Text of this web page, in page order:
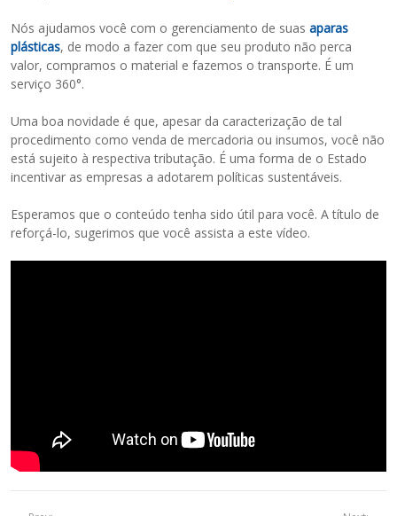
Nós ajudamos você com o gerenciamento de suasaparas
plásticas, de modo a fazer com que seu produto não perca
valor, compramos o material e fazemos o transporte. É um
serviço 360°.
Uma boa novidade é que, apesar da caracterização de tal
procedimento como venda de mercadoria ou insumos, você não
está sujeito à respectiva tributação. É uma forma de o Estado
incentivar as empresas a adotarem políticas sustentáveis.
Esperamos que o conteúdo tenha sido útil para você. A título de
reforçá-lo, sugerimos que você assista a este vídeo.